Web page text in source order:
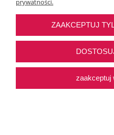
prywatności.
ZAAKCEPTUJ
zaakceptuj